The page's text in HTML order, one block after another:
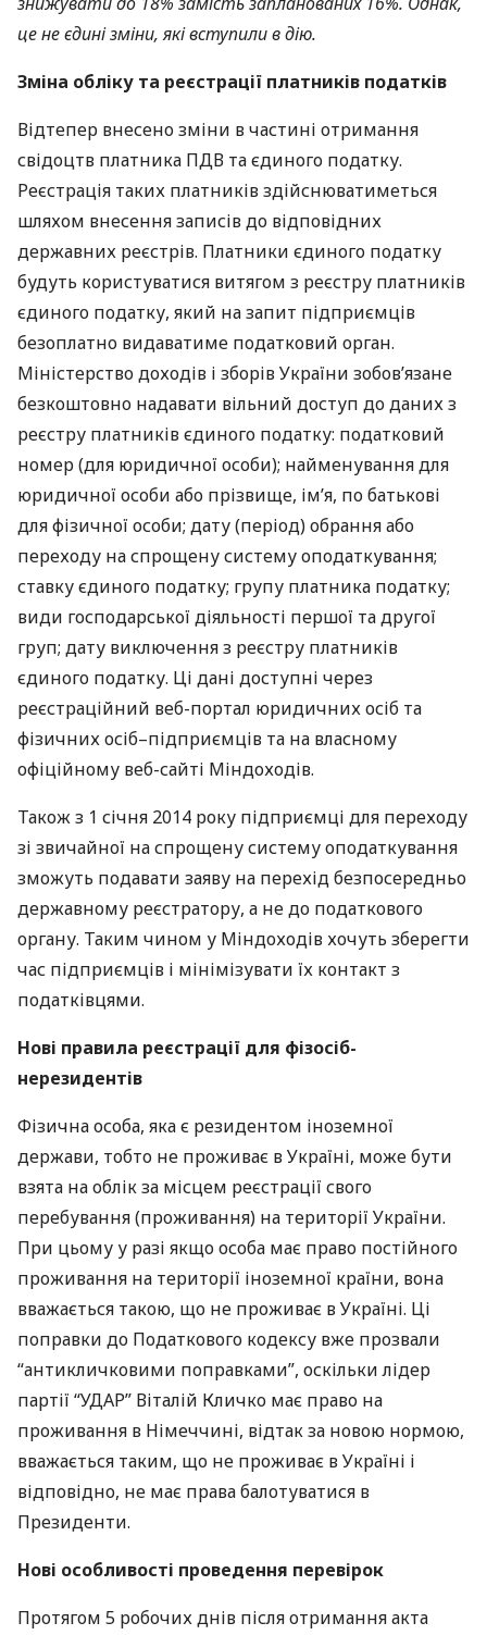
це не єдині зміни, які вступили в дію.
Зміна обліку та реєстрації платників податків
Відтепер внесено зміни в частині отримання
свідоцтв платника ПДВ та єдиного податку.
Реєстрація таких платників здійснюватиметься
шляхом внесення записів до відповідних
державних реєстрів. Платники єдиного податку
будуть користуватися витягом з реєстру платників
єдиного податку, який на запит підприємців
безоплатно видаватиме податковий орган.
Міністерство доходів і зборів України зобов’язане
безкоштовно надавати вільний доступ до даних з
реєстру платників єдиного податку: податковий
номер (для юридичної особи); найменування для
юридичної особи або прізвище, ім’я, по батькові
для фізичної особи; дату (період) обрання або
переходу на спрощену систему оподаткування;
ставку єдиного податку; групу платника податку;
види господарської діяльності першої та другої
груп; дату виключення з реєстру платників
єдиного податку. Ці дані доступні через
реєстраційний веб-портал юридичних осіб та
фізичних осіб–підприємців та на власному
офіційному веб-сайті Міндоходів.
Також з 1 січня 2014 року підприємці для переходу
зі звичайної на спрощену систему оподаткування
зможуть подавати заяву на перехід безпосередньо
державному реєстратору, а не до податкового
органу. Таким чином у Міндоходів хочуть зберегти
час підприємців і мінімізувати їх контакт з
податківцями.
Нові правила реєстрації для фізосіб-
нерезидентів
Фізична особа, яка є резидентом іноземної
держави, тобто не проживає в Україні, може бути
взята на облік за місцем реєстрації свого
перебування (проживання) на території України.
При цьому у разі якщо особа має право постійного
проживання на території іноземної країни, вона
вважається такою, що не проживає в Україні. Ці
поправки до Податкового кодексу вже прозвали
“антикличковими поправками”, оскільки лідер
партії “УДАР” Віталій Кличко має право на
проживання в Німеччині, відтак за новою нормою,
вважається таким, що не проживає в Україні і
відповідно, не має права балотуватися в
Президенти.
Нові особливості проведення перевірок
Протягом 5 робочих днів після отримання акта